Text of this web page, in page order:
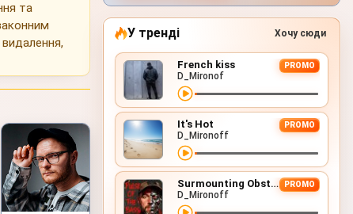
та
У тренді Хочу сюди
French kiss PROMO
D_Mironof
It's Hot PROMO
D_Mironoff
Surmounting Obstacles (D&B Remix) PROMO
D_Mironoff